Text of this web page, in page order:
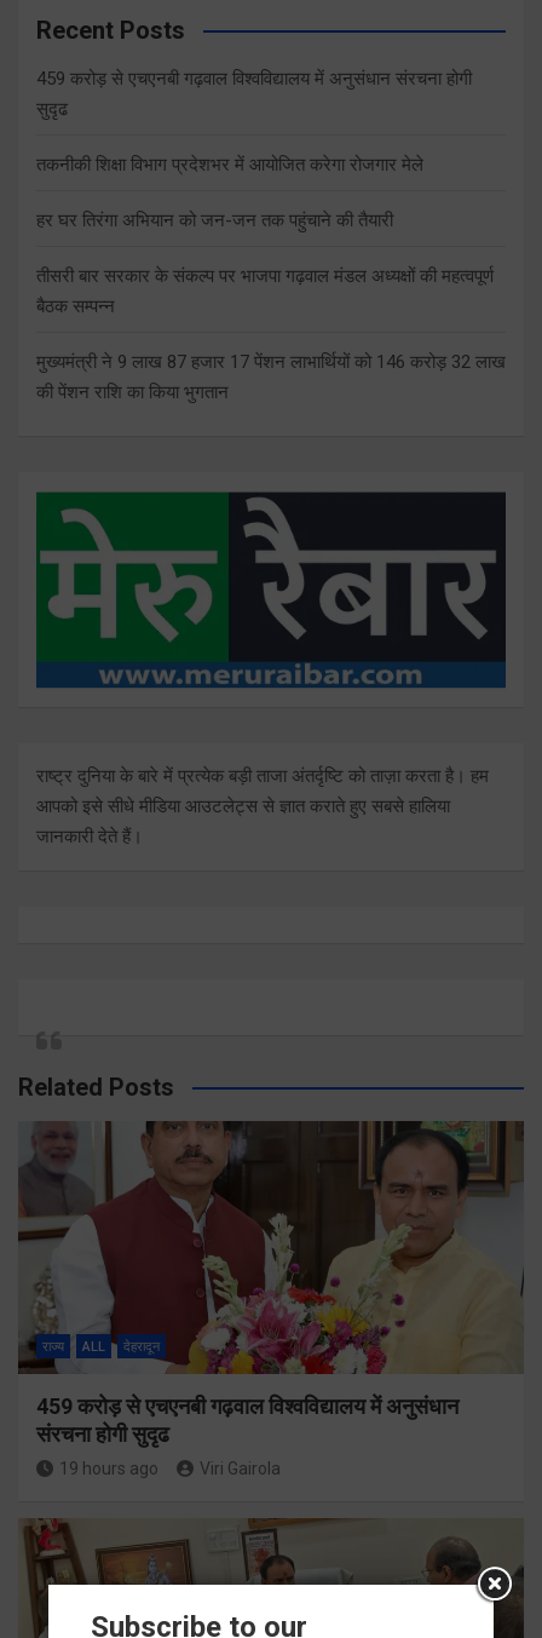
Recent Posts
459 करोड़ से एचएनबी गढ़वाल विश्वविद्यालय में अनुसंधान संरचना होगी
सुदृढ
तकनीकी शिक्षा विभाग प्रदेशभर में आयोजित करेगा रोजगार मेले
हर घर तिरंगा अभियान को जन-जन तक पहुंचाने की तैयारी
तीसरी बार सरकार के संकल्प पर भाजपा गढ़वाल मंडल अध्यक्षों की महत्वपूर्ण
बैठक सम्पन्न
मुख्यमंत्री ने 9 लाख 87 हजार 17 पेंशन लाभार्थियों को 146 करोड़ 32 लाख
की पेंशन राशि का किया भुगतान
राष्ट्र दुनिया के बारे में प्रत्येक बड़ी ताजा अंतर्दृष्टि को ताज़ा करता है। हम
आपको इसे सीधे मीडिया आउटलेट्स से ज्ञात कराते हुए सबसे हालिया
जानकारी देते हैं।
Related Posts
राज्य ALL देहरादून
459 करोड़ से एचएनबी गढ़वाल विश्वविद्यालय में अनुसंधान
संरचना होगी सुदृढ
19 hours ago Viri Gairola
Subscribe to our